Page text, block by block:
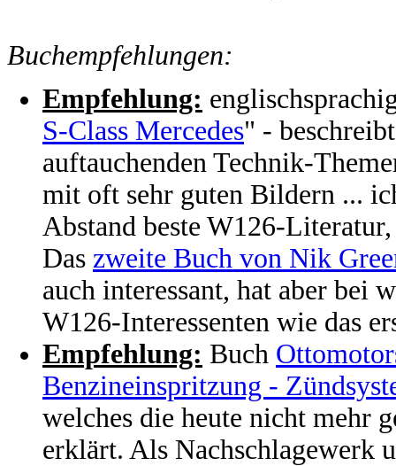
Buchempfehlungen:
Empfehlung:
S-Class Mercedes" -
auftauchenden Technik-
mit oft sehr guten Bildern ...
Abstand beste W126-
Das zweite Buch von Nik
auch interessant, hat aber bei
W126-Interessenten wie das
Empfehlung: Buch
Benzineinspritzung -
welches die heute nicht mehr
erklärt. Als Nachschlagewerk